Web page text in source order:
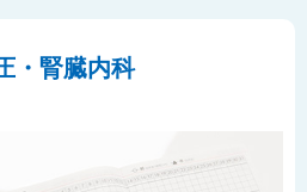
・腎臓内科